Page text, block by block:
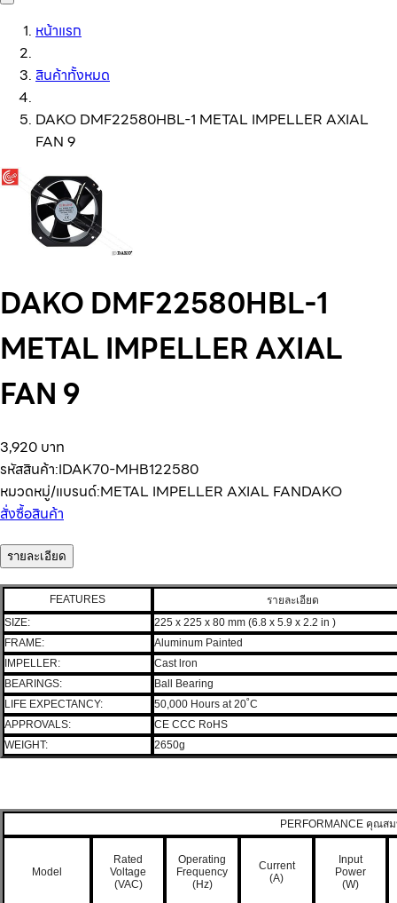
หน้าแรก
สินค้าทั้งหมด
DAKO DMF22580HBL-1 METAL IMPELLER AXIAL
FAN 9
DAKO DMF22580HBL-1
METAL IMPELLER AXIAL
FAN 9
3,920 บาท
รหัสสินค้า:IDAK70-MHB122580
หมวดหมู่/แบรนด์:METAL IMPELLER AXIAL FANDAKO
สั่งซื้อสินค้า
รายละเอียด
FEATURES
รายละเอียด
SIZE:
225 x 225 x 80 mm (6.8 x 5.9 x 2.2 in )
FRAME:
Aluminum Painted
IMPELLER:
Cast lron
BEARINGS:
Ball Bearing
LIFE EXPECTANCY:
50,000 Hours at 20˚C
APPROVALS:
CE CCC RoHS
WEIGHT:
2650g
PERFORMANCE คุณส
Model
Rated
Voltage
(VAC)
Operating
Frequency
(Hz)
Current
(A)
Input
Power
(W)